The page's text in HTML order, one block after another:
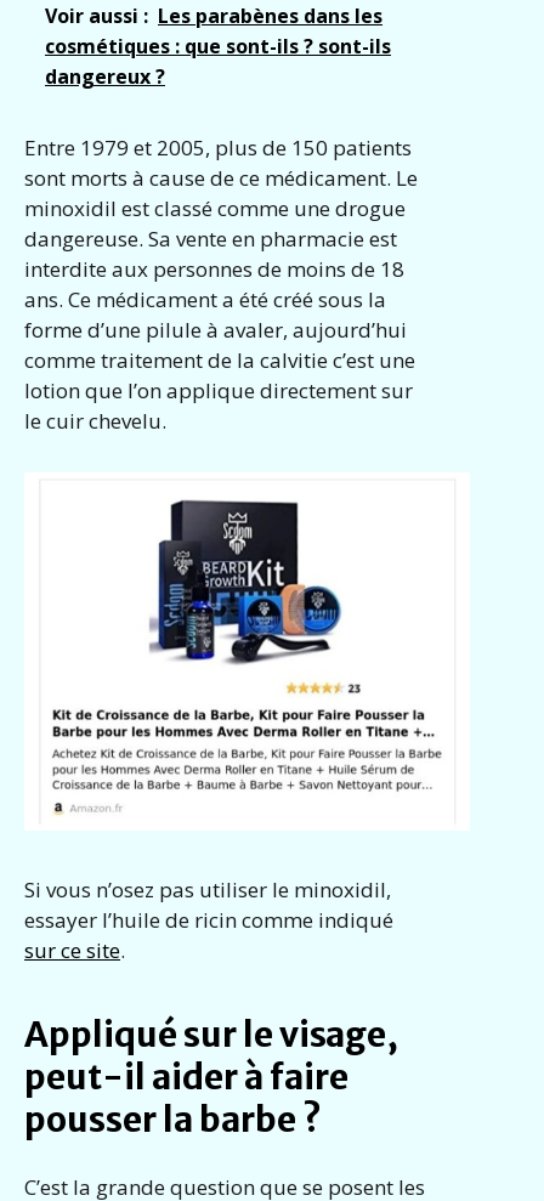
Voir aussi : Les parabènes dans les
cosmétiques : que sont-ils ? sont-ils
dangereux ?
Entre 1979 et 2005, plus de 150 patients
sont morts à cause de ce médicament. Le
minoxidil est classé comme une drogue
dangereuse. Sa vente en pharmacie est
interdite aux personnes de moins de 18
ans. Ce médicament a été créé sous la
forme d’une pilule à avaler, aujourd’hui
comme traitement de la calvitie c’est une
lotion que l’on applique directement sur
le cuir chevelu.
Si vous n’osez pas utiliser le minoxidil,
essayer l’huile de ricin comme indiqué
sur ce site.
Appliqué sur le visage,
peut-il aider à faire
pousser la barbe ?
C’est la grande question que se posent les